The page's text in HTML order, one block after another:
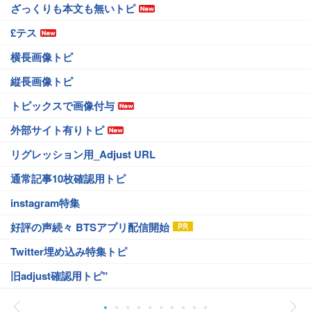
ざっくりも本文も無いトピ
£テス
横長画像トピ
縦長画像トピ
トピックスで画像付与
外部サイト有りトピ
リグレッション用_Adjust URL
通常記事10枚確認用トピ
instagram特集
好評の声続々 BTSアプリ配信開始
Twitter埋め込み特集トピ
旧adjust確認用トピ"